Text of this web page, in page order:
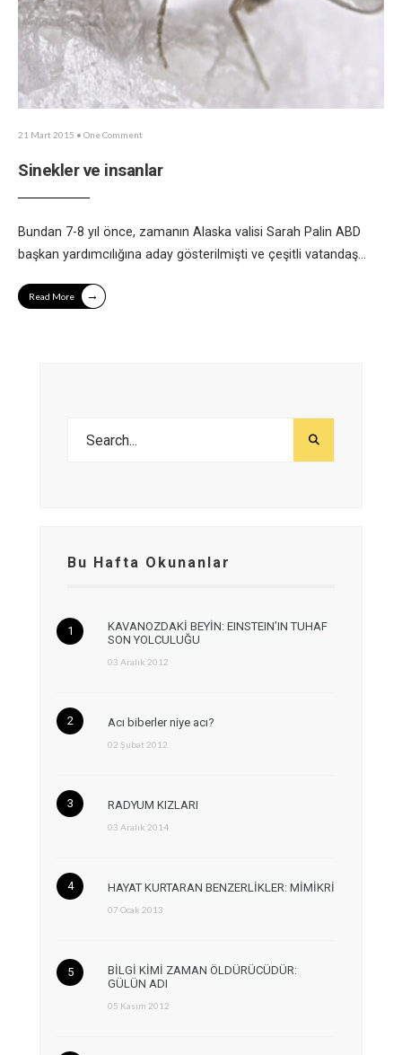
21 Mart 2015 • One Comment
Sinekler ve insanlar
Bundan 7-8 yıl önce, zamanın Alaska valisi Sarah Palin ABD
başkan yardımcılığına aday gösterilmişti ve çeşitli vatandaş...
Read More →
Bu Hafta Okunanlar
KAVANOZDAKİ BEYİN: EINSTEIN’IN TUHAF
SON YOLCULUĞU
03 Aralık 2012
Acı biberler niye acı?
02 Şubat 2012
RADYUM KIZLARI
03 Aralık 2014
HAYAT KURTARAN BENZERLİKLER: MİMİKRİ
07 Ocak 2013
BİLGİ KİMİ ZAMAN ÖLDÜRÜCÜDÜR:
GÜLÜN ADI
05 Kasım 2012